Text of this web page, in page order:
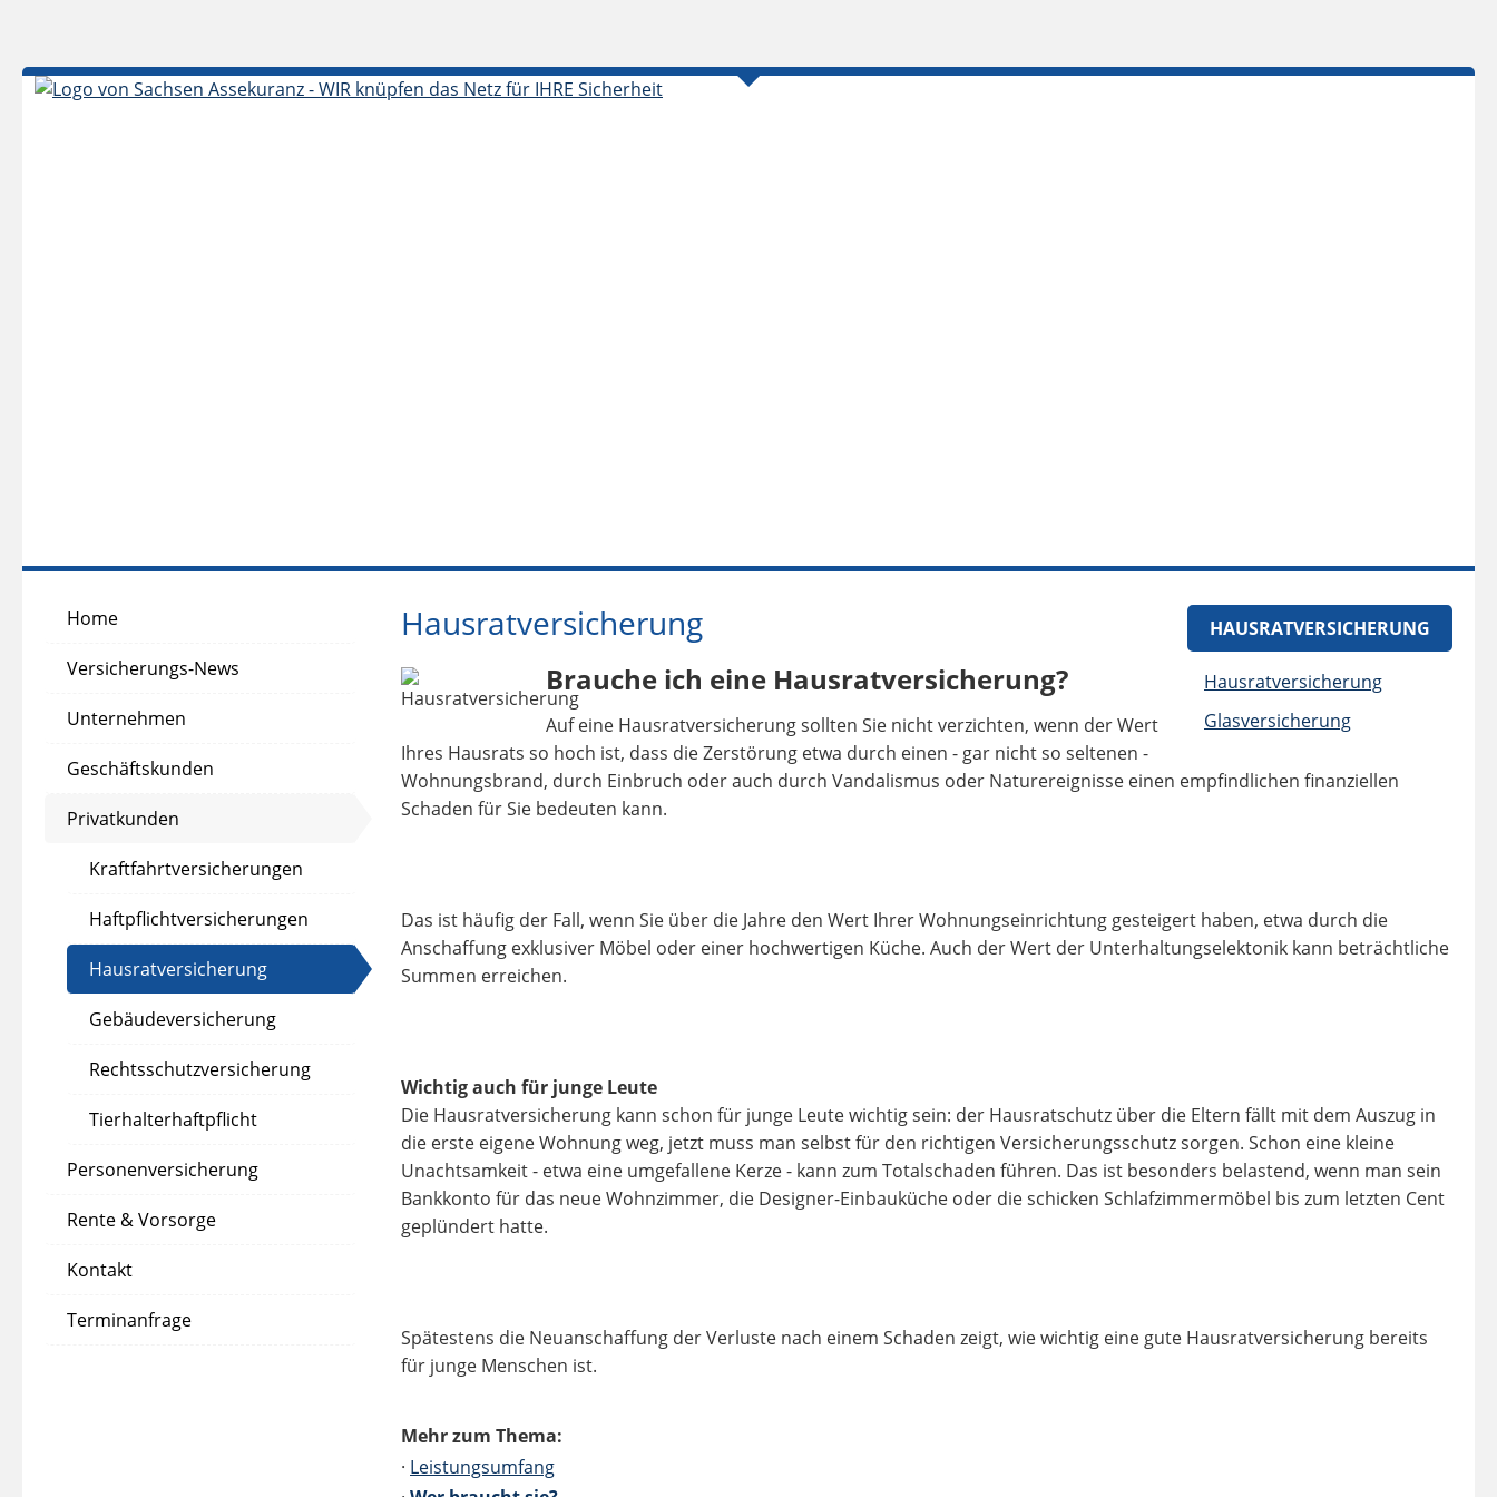
Home
Versicherungs-News
Unternehmen
Geschäftskunden
Privatkunden
Kraftfahrtversicherungen
Haftpflichtversicherungen
Hausratversicherung
Gebäudeversicherung
Rechtsschutzversicherung
Tierhalterhaftpflicht
Personenversicherung
Rente & Vorsorge
Kontakt
Terminanfrage
HAUSRATVERSICHERUNG
Hausratversicherung
Glasversicherung
Hausratversicherung
Brauche ich eine Hausratversicherung?
Auf eine Hausratversicherung sollten Sie nicht verzichten, wenn der Wert
Ihres Hausrats so hoch ist, dass die Zerstörung etwa durch einen - gar nicht so seltenen -
Wohnungsbrand, durch Einbruch oder auch durch Vandalismus oder Naturereignisse einen empfindlichen finanziellen
Schaden für Sie bedeuten kann.
Das ist häufig der Fall, wenn Sie über die Jahre den Wert Ihrer Wohnungseinrichtung gesteigert haben, etwa durch die
Anschaffung exklusiver Möbel oder einer hochwertigen Küche. Auch der Wert der Unterhaltungselektonik kann beträchtliche
Summen erreichen.
Wichtig auch für junge Leute
Die Hausratversicherung kann schon für junge Leute wichtig sein: der Hausratschutz über die Eltern fällt mit dem Auszug in
die erste eigene Wohnung weg, jetzt muss man selbst für den richtigen Versicherungsschutz sorgen. Schon eine kleine
Unachtsamkeit - etwa eine umgefallene Kerze - kann zum Totalschaden führen. Das ist besonders belastend, wenn man sein
Bankkonto für das neue Wohnzimmer, die Designer-Einbauküche oder die schicken Schlafzimmermöbel bis zum letzten Cent
geplündert hatte.
Spätestens die Neuanschaffung der Verluste nach einem Schaden zeigt, wie wichtig eine gute Hausratversicherung bereits
für junge Menschen ist.
Mehr zum Thema:
· Leistungsumfang